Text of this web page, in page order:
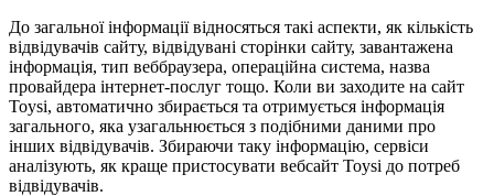
До загальної інформації відносяться такі аспекти, як кількість
відвідувачів сайту, відвідувані сторінки сайту, завантажена
інформація, тип веббраузера, операційна система, назва
провайдера інтернет-послуг тощо. Коли ви заходите на сайт
Toysi, автоматично збирається та отримується інформація
загального, яка узагальнюється з подібними даними про
інших відвідувачів. Збираючи таку інформацію, сервіси
аналізують, як краще пристосувати вебсайт Toysi до потреб
відвідувачів.